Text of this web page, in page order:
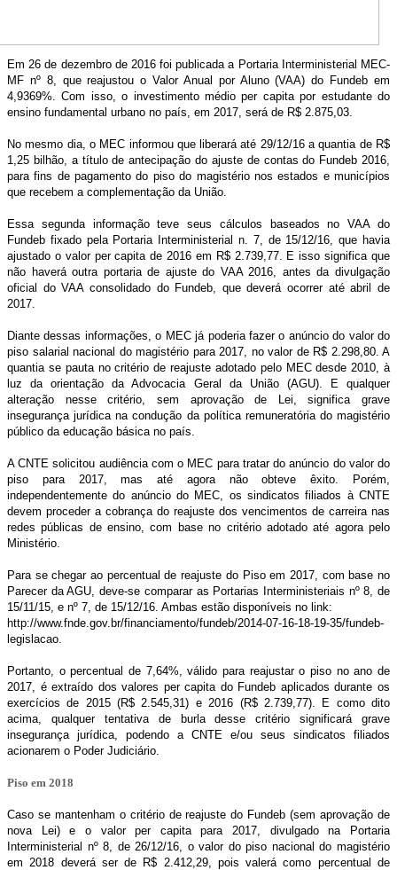
Em 26 de dezembro de 2016 foi publicada a Portaria Interministerial MEC-
MF nº 8, que reajustou o Valor Anual por Aluno (VAA) do Fundeb em
4,9369%. Com isso, o investimento médio per capita por estudante do
ensino fundamental urbano no país, em 2017, será de R$ 2.875,03.
No mesmo dia, o MEC informou que liberará até 29/12/16 a quantia de R$
1,25 bilhão, a título de antecipação do ajuste de contas do Fundeb 2016,
para fins de pagamento do piso do magistério nos estados e municípios
que recebem a complementação da União.
Essa segunda informação teve seus cálculos baseados no VAA do
Fundeb fixado pela Portaria Interministerial n. 7, de 15/12/16, que havia
ajustado o valor per capita de 2016 em R$ 2.739,77. E isso significa que
não haverá outra portaria de ajuste do VAA 2016, antes da divulgação
oficial do VAA consolidado do Fundeb, que deverá ocorrer até abril de
2017.
Diante dessas informações, o MEC já poderia fazer o anúncio do valor do
piso salarial nacional do magistério para 2017, no valor de R$ 2.298,80. A
quantia se pauta no critério de reajuste adotado pelo MEC desde 2010, à
luz da orientação da Advocacia Geral da União (AGU). E qualquer
alteração nesse critério, sem aprovação de Lei, significa grave
insegurança jurídica na condução da política remuneratória do magistério
público da educação básica no país.
A CNTE solicitou audiência com o MEC para tratar do anúncio do valor do
piso para 2017, mas até agora não obteve êxito. Porém,
independentemente do anúncio do MEC, os sindicatos filiados à CNTE
devem proceder a cobrança do reajuste dos vencimentos de carreira nas
redes públicas de ensino, com base no critério adotado até agora pelo
Ministério.
Para se chegar ao percentual de reajuste do Piso em 2017, com base no
Parecer da AGU, deve-se comparar as Portarias Interministeriais nº 8, de
15/11/15, e nº 7, de 15/12/16. Ambas estão disponíveis no link:
http://www.fnde.gov.br/financiamento/fundeb/2014-07-16-18-19-35/fundeb-
legislacao.
Portanto, o percentual de 7,64%, válido para reajustar o piso no ano de
2017, é extraído dos valores per capita do Fundeb aplicados durante os
exercícios de 2015 (R$ 2.545,31) e 2016 (R$ 2.739,77). E como dito
acima, qualquer tentativa de burla desse critério significará grave
insegurança jurídica, podendo a CNTE e/ou seus sindicatos filiados
acionarem o Poder Judiciário.
Piso em 2018
Caso se mantenham o critério de reajuste do Fundeb (sem aprovação de
nova Lei) e o valor per capita para 2017, divulgado na Portaria
Interministerial nº 8, de 26/12/16, o valor do piso nacional do magistério
em 2018 deverá ser de R$ 2.412,29, pois valerá como percentual de